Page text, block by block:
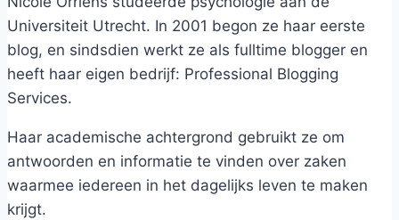
Universiteit Utrecht. In 2001 begon ze haar eerste
blog, en sindsdien werkt ze als fulltime blogger en
heeft haar eigen bedrijf: Professional Blogging
Services.
Haar academische achtergrond gebruikt ze om
antwoorden en informatie te vinden over zaken
waarmee iedereen in het dagelijks leven te maken
krijgt.